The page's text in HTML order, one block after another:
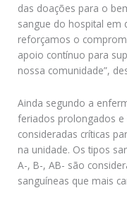
das doações para o
sangue do hospital em
reforçamos o
apoio contínuo para
nossa comunidade”,
Ainda segundo a
feriados prolongados
consideradas críticas
na unidade. Os tipos
A-, B-, AB- são
sanguíneas que mais